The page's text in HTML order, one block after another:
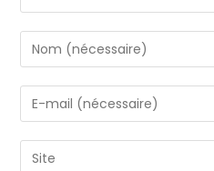
Enter
your
name
or
to
Enter
your
email
address
Saisir